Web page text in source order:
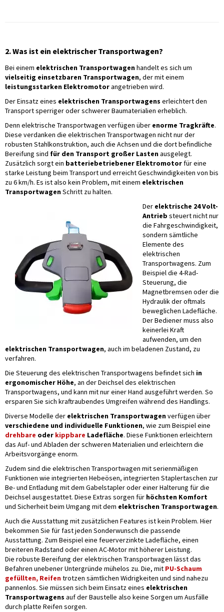
2. Was ist ein elektrischer Transportwagen?
Bei einem elektrischen Transportwagenhandelt es sich um
vielseitig einsetzbaren Transportwagen, der mit einem
leistungsstarken Elektromotorangetrieben wird.
Der Einsatz eines elektrischen Transportwagens erleichtert den
Transport sperriger oder schwerer Baumaterialien erheblich.
Denn elektrische Transportwagen verfügen über enorme Tragkräfte.
Diese verdanken die elektrischen Transportwagen nicht nur der
robusten Stahlkonstruktion, auch die Achsen und die dort befindliche
Bereifung sind für den Transport großer Lastenausgelegt.
Zusätzlich sorgt ein batteriebetriebener Elektromotorfür eine
starke Leistung beim Transport und erreicht Geschwindigkeiten von bis
zu 6 km/h. Es ist also kein Problem, mit einem elektrischen
TransportwagenSchritt zu halten.
Der elektrische 24 Volt-
Antrieb steuert nicht nur
die Fahrgeschwindigkeit,
sondern sämtliche
Elemente des
elektrischen
Transportwagens. Zum
Beispiel die 4-Rad-
Steuerung, die
Magnetbremsen oder die
Hydraulik der oftmals
beweglichen Ladefläche.
Der Bediener muss also
keinerlei Kraft
aufwenden, um den
elektrischen Transportwagen, auch im beladenen Zustand, zu
verfahren.
Die Steuerung des elektrischen Transportwagens befindet sich in
ergonomischer Höhe, an der Deichsel des elektrischen
Transportwagens, und kann mit nur einer Hand ausgeführt werden. So
ersparen Sie sich kraftraubendes Umgreifen während des Handlings.
Diverse Modelle der elektrischen Transportwagenverfügen über
verschiedene und individuelle Funktionen, wie zum Beispiel eine
drehbare oder kippbare Ladefläche. Diese Funktionen erleichtern
das Auf- und Abladen der schweren Materialien und erleichtern die
Arbeitsvorgänge enorm.
Zudem sind die elektrischen Transportwagen mit serienmäßigen
Funktionen wie integrierten Hebeösen, integrierten Staplertaschen zur
Be- und Entladung mit dem Gabelstapler oder einer Halterung für die
Deichsel ausgestattet. Diese Extras sorgen für höchsten Komfort
und Sicherheit beim Umgang mit dem elektrischen Transportwagen.
Auch die Ausstattung mit zusätzlichen Features ist kein Problem. Hier
bekommen Sie für fast jeden Sonderwunsch die passende
Ausstattung. Zum Beispiel eine feuerverzinkte Ladefläche, einen
breiteren Radstand oder einen AC-Motor mit höherer Leistung.
Die robuste Bereifung der elektrischen Transportwagen lässt das
Befahren unebener Untergründe mühelos zu. Die, mit PU-Schaum
gefüllten, Reifen trotzen sämtlichen Widrigkeiten und sind nahezu
pannenlos. Sie müssen sich beim Einsatz eines elektrischen
Transportwagens auf der Baustelle also keine Sorgen um Ausfälle
durch platte Reifen sorgen.